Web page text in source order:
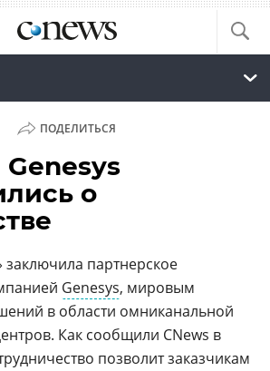
ПОДЕЛИТЬСЯ
о
заключила партнерское
Genesys, мировым
в области омниканальной
Как сообщили CNews в
позволит заказчикам